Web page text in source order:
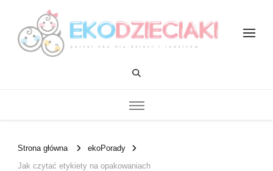
Strona główna
ekoPorady
Jak czytać etykiety na opakowaniach